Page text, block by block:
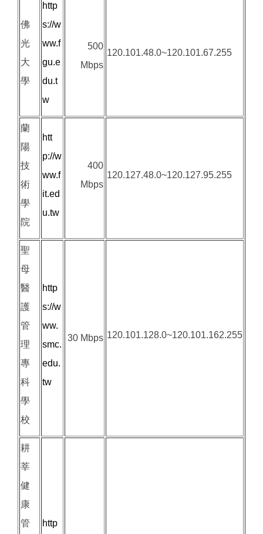
佛
光
大
學
http
s://w
ww.f
gu.e
du.t
w
500
Mbps
120.101.48.0~120.101.67.255
蘭
陽
技
術
學
院
htt
p://w
ww.f
it.ed
u.tw
400
Mbps
120.127.48.0~120.127.95.255
聖
母
醫
護
管
理
專
科
學
校
http
s://w
ww.
smc.
edu.
tw
30 Mbps 120.101.128.0~120.101.162.255
耕
莘
健
康
管
http